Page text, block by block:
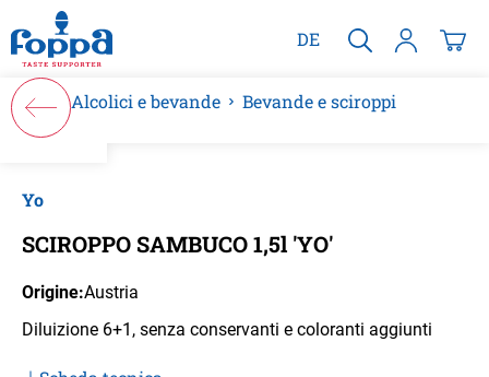
principale
DE
Alcolici e bevande Bevande e sciroppi
Yo
SCIROPPO SAMBUCO 1,5l 'YO'
Origine:Austria
Diluizione 6+1, senza conservanti e coloranti aggiunti